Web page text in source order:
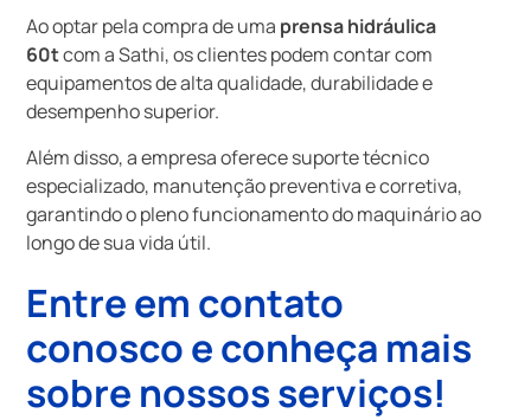
Ao optar pela compra de uma prensa hidráulica
60tcom a Sathi, os clientes podem contar com
equipamentos de alta qualidade, durabilidade e
desempenho superior.
Além disso, a empresa oferece suporte técnico
especializado, manutenção preventiva e corretiva,
garantindo o pleno funcionamento do maquinário ao
longo de sua vida útil.
Entre em contato
conosco e conheça mais
sobre nossos serviços!